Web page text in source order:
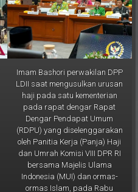
Imam Bashori perwakilan DPP
LDII saat mengusulkan urusan
haji pada satu kementerian
pada rapat dengar Rapat
Dengar Pendapat Umum
(RDPU) yang diselenggarakan
oleh Panitia Kerja (Panja) Haji
dan Umrah Komisi VIII DPR RI
bersama Majelis Ulama
Indonesia (MUI) dan ormas-
ormas Islam, pada Rabu
(19/2) di Gedung DPR RI,